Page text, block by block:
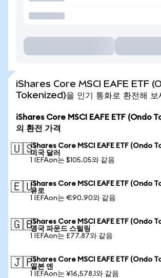
iShares Core MSCI EAFE ETF
Tokenized)을 인기 통화로 환전해 보
iShares Core MSCI EAFE ETF (Ondo
의 환전 가격
🇺🇸iShares Core MSCI EAFE ETF (Ondo
미국 달러
1 IEFAon는 $105.05와 같음
🇪🇺iShares Core MSCI EAFE ETF (Ondo
유로
1 IEFAon는 €90.90와 같음
🇬🇧iShares Core MSCI EAFE ETF (Ondo
영국 파운드 스털링
1 IEFAon는 £77.87와 같음
🇯🇵iShares Core MSCI EAFE ETF (Ondo
일본 엔
1 IEFAon는 ¥16,578.1와 같음